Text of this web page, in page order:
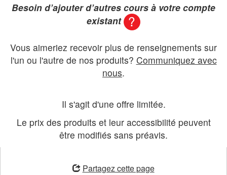
Besoin d’ajouter d’autres cours à votre compte
existant
Vous aimeriez recevoir plus de renseignements sur
l'un ou l'autre de nos produits? Communiquez avec
nous.
Il s'agit d'une offre limitée.
Le prix des produits et leur accessibilité peuvent
être modifiés sans préavis.
Partagez cette page